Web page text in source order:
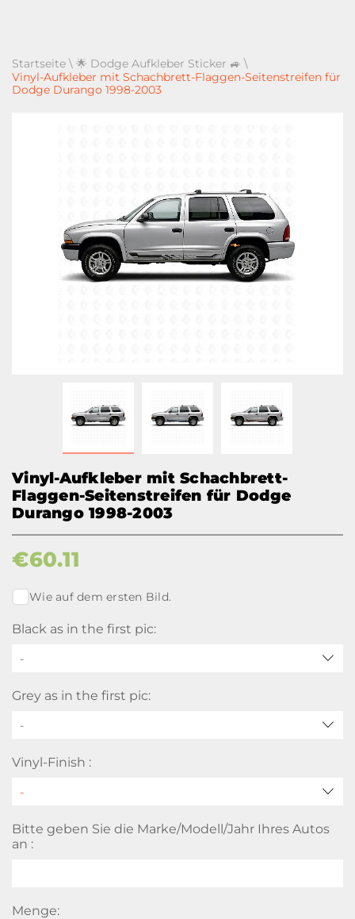
Startseite \ 🌟 Dodge Aufkleber Sticker 🚙 \
Vinyl-Aufkleber mit Schachbrett-Flaggen-Seitenstreifen für
Dodge Durango 1998-2003
Vinyl-Aufkleber mit Schachbrett-
Flaggen-Seitenstreifen für Dodge
Durango 1998-2003
€60.11
Wie auf dem ersten Bild.
Black as in the first pic:
-
Grey as in the first pic:
-
Vinyl-Finish :
Bitte geben Sie die Marke/Modell/Jahr Ihres Autos
an :
Menge: